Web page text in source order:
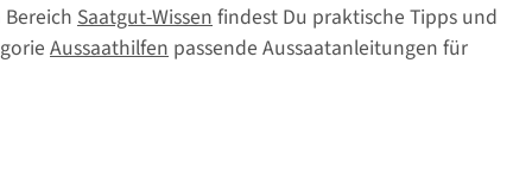
Saatgut-Wissen findest Du praktische Tipps und
Aussaathilfen passende Aussaatanleitungen für